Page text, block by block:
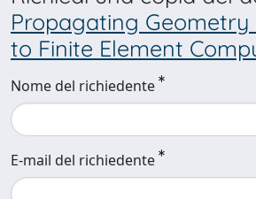
Propagating
to Finite Element
Nome del richiedente
E-mail del richiedente